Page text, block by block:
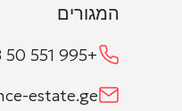
המגורים
+995 551 50 18 84
estate.ge